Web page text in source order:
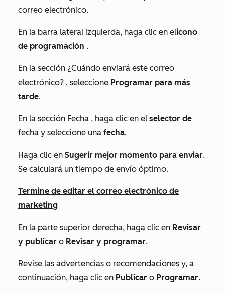
correo electrónico.
En la barra lateral izquierda, haga clic en elicono
de programación .
En la sección ¿Cuándo enviará este correo
electrónico? , seleccione Programar para más
tarde.
En la sección Fecha , haga clic en el selector de
fecha y seleccione una fecha.
Haga clic en Sugerir mejor momento para enviar.
Se calculará un tiempo de envío óptimo.
Termine de editar el correo electrónico de
marketing
En la parte superior derecha, haga clic en Revisar
y publicar o Revisar y programar.
Revise las advertencias o recomendaciones y, a
continuación, haga clic en Publicar o Programar.